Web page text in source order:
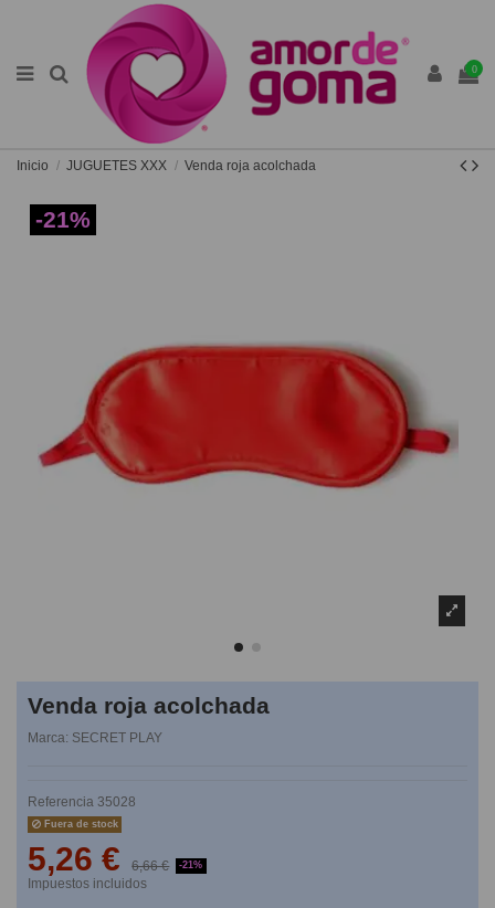
0
Inicio JUGUETES XXX Venda roja acolchada
-21%
Venda roja acolchada
Marca: SECRET PLAY
Referencia 35028
Fuera de stock
5,26 € 6,66 € -21%
Impuestos incluidos